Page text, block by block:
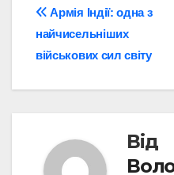
Навігація
записів
Армія Індії: одна з
найчисельніших
військових сил світу
Від